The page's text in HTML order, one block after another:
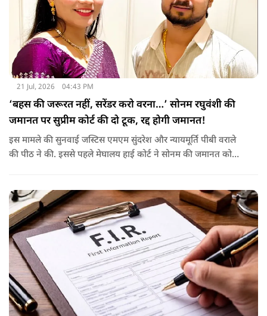
21 Jul, 2026 04:43 PM
‘बहस की जरूरत नहीं, सरेंडर करो वरना…’ सोनम रघुवंशी की
जमानत पर सुप्रीम कोर्ट की दो टूक, रद्द होगी जमानत!
इस मामले की सुनवाई जस्टिस एमएम सुंदरेश और न्यायमूर्ति पीबी वराले
की पीठ ने की. इससे पहले मेघालय हाई कोर्ट ने सोनम की जमानत को